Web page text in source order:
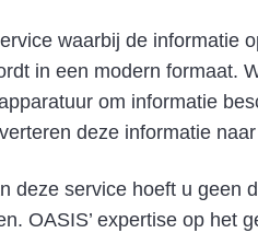
waarbij de informatie
in een modern formaat.
om informatie
deze informatie
deze service hoeft u geen
OASIS’ expertise op het